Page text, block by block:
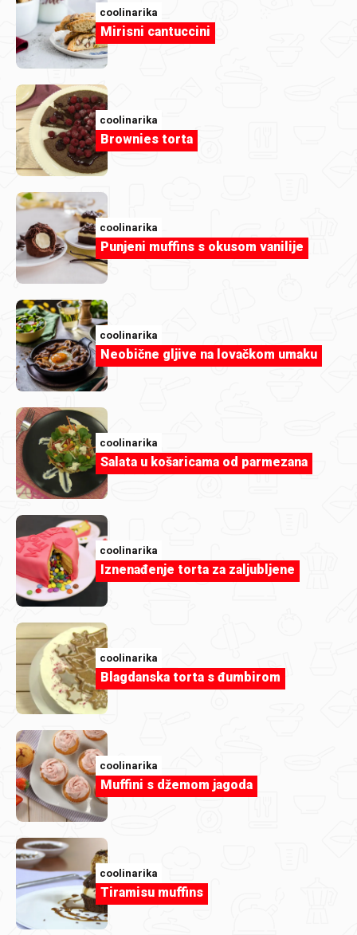
coolinarika
Mirisni cantuccini
coolinarika
Brownies torta
coolinarika
Punjeni muffins s okusom vanilije
coolinarika
Neobične gljive na lovačkom umaku
coolinarika
Salata u košaricama od parmezana
coolinarika
Iznenađenje torta za zaljubljene
coolinarika
Blagdanska torta s đumbirom
coolinarika
Muffini s džemom jagoda
coolinarika
Tiramisu muffins